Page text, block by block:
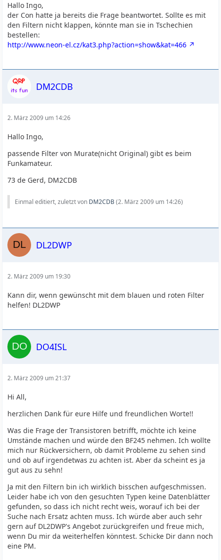
Hallo Ingo,
der Con hatte ja bereits die Frage beantwortet. Sollte es mit
den Filtern nicht klappen, könnte man sie in Tschechien
bestellen:
http://www.neon-el.cz/kat3.php?action=show&kat=466
DM2CDB
2. März 2009 um 14:26
Hallo Ingo,
passende Filter von Murate(nicht Original) gibt es beim
Funkamateur.
73 de Gerd, DM2CDB
Einmal editiert, zuletzt von DM2CDB(2. März 2009 um 14:26)
DL2DWP
2. März 2009 um 19:30
Kann dir, wenn gewünscht mit dem blauen und roten Filter
helfen! DL2DWP
DO4ISL
2. März 2009 um 21:37
Hi All,
herzlichen Dank für eure Hilfe und freundlichen Worte!!
Was die Frage der Transistoren betrifft, möchte ich keine
Umstände machen und würde den BF245 nehmen. Ich wollte
mich nur Rückversichern, ob damit Probleme zu sehen sind
und ob auf irgendetwas zu achten ist. Aber da scheint es ja
gut aus zu sehn!
Ja mit den Filtern bin ich wirklich bisschen aufgeschmissen.
Leider habe ich von den gesuchten Typen keine Datenblätter
gefunden, so dass ich nicht recht weis, worauf ich bei der
Suche nach Ersatz achten muss. Ich würde aber auch sehr
gern auf DL2DWP's Angebot zurückgreifen und freue mich,
wenn Du mir da weiterhelfen könntest. Schicke Dir dann noch
eine PM.